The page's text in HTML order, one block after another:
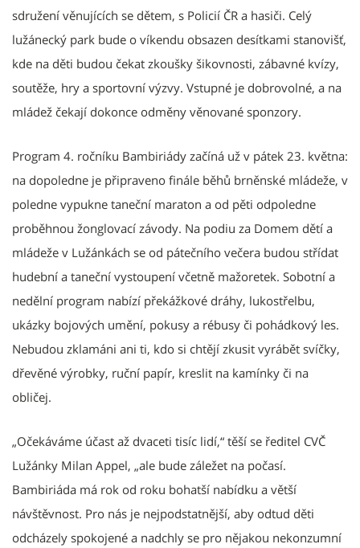
sdružení věnujících se dětem, s Policií ČR a hasiči. Celý
lužánecký park bude o víkendu obsazen desítkami stanovišť,
kde na děti budou čekat zkoušky šikovnosti, zábavné kvízy,
soutěže, hry a sportovní výzvy. Vstupné je dobrovolné, a na
mládež čekají dokonce odměny věnované sponzory.
Program 4. ročníku Bambiriády začíná už v pátek 23. května:
na dopoledne je připraveno finále běhů brněnské mládeže, v
poledne vypukne taneční maraton a od pěti odpoledne
proběhnou žonglovací závody. Na podiu za Domem dětí a
mládeže v Lužánkách se od pátečního večera budou střídat
hudební a taneční vystoupení včetně mažoretek. Sobotní a
nedělní program nabízí překážkové dráhy, lukostřelbu,
ukázky bojových umění, pokusy a rébusy či pohádkový les.
Nebudou zklamáni ani ti, kdo si chtějí zkusit vyrábět svíčky,
dřevěné výrobky, ruční papír, kreslit na kamínky či na
obličej.
„Očekáváme účast až dvaceti tisíc lidí,“ těší se ředitel CVČ
Lužánky Milan Appel, „ale bude záležet na počasí.
Bambiriáda má rok od roku bohatší nabídku a větší
návštěvnost. Pro nás je nejpodstatnější, aby odtud děti
odcházely spokojené a nadchly se pro nějakou nekonzumní